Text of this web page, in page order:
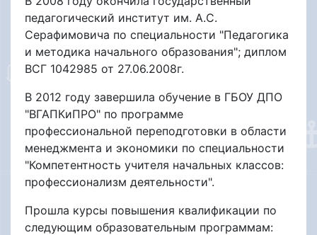
педагогический институт им. А.С.
Серафимовича по специальности "Педагогика
и методика начального образования"; диплом
ВСГ 1042985 от 27.06.2008г.
В 2012 году завершила обучение в ГБОУ ДПО
"ВГАПКиПРО" по программе
профессиональной переподготовки в области
менеджмента и экономики по специальности
"Компетентность учителя начальных классов:
профессионализм деятельности".
Прошла курсы повышения квалификации по
следующим образовательным программам: